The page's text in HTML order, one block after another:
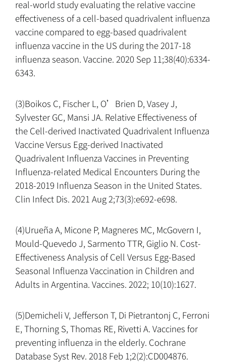
real-world study evaluating the relative vaccine
effectiveness of a cell-based quadrivalent influenza
vaccine compared to egg-based quadrivalent
influenza vaccine in the US during the 2017-18
influenza season. Vaccine. 2020 Sep 11;38(40):6334-
6343.
(3)Boikos C, Fischer L, O’Brien D, Vasey J,
Sylvester GC, Mansi JA. Relative Effectiveness of
the Cell-derived Inactivated Quadrivalent Influenza
Vaccine Versus Egg-derived Inactivated
Quadrivalent Influenza Vaccines in Preventing
Influenza-related Medical Encounters During the
2018-2019 Influenza Season in the United States.
Clin Infect Dis. 2021 Aug 2;73(3):e692-e698.
(4)Urueña A, Micone P, Magneres MC, McGovern I,
Mould-Quevedo J, Sarmento TTR, Giglio N. Cost-
Effectiveness Analysis of Cell Versus Egg-Based
Seasonal Influenza Vaccination in Children and
Adults in Argentina. Vaccines. 2022; 10(10):1627.
(5)Demicheli V, Jefferson T, Di Pietrantonj C, Ferroni
E, Thorning S, Thomas RE, Rivetti A. Vaccines for
preventing influenza in the elderly. Cochrane
Database Syst Rev. 2018 Feb 1;2(2):CD004876.